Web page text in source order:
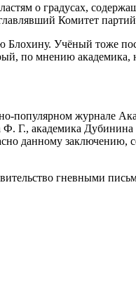
о градусах,
Комитет
Учёный тоже
по мнению
популярном журнале
академика Дубинина
данному заключению,
гневными